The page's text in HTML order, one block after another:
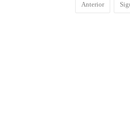
Anterior